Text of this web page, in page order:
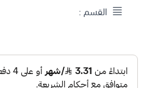
القسم :